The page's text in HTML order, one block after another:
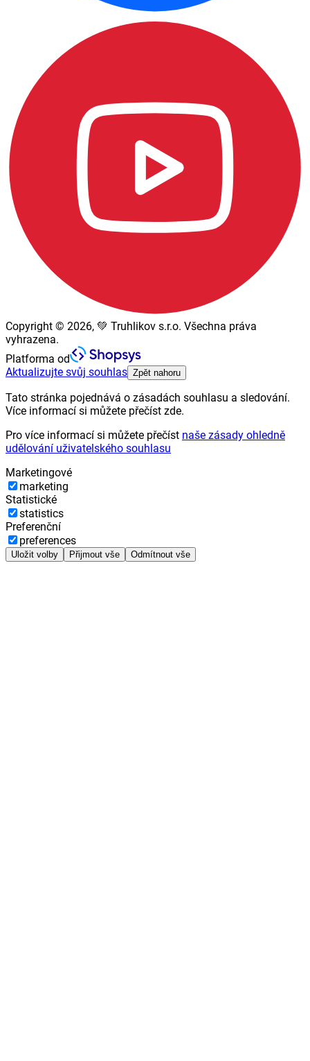
Copyright © 2026, 💚 Truhlikov s.r.o. Všechna práva
vyhrazena.
Platforma od
Aktualizujte svůj souhlas Zpět nahoru
Tato stránka pojednává o zásadách souhlasu a sledování.
Více informací si můžete přečíst zde.
Pro více informací si můžete přečíst naše zásady ohledně
udělování uživatelského souhlasu
Marketingové
marketing
Statistické
statistics
Preferenční
preferences
Uložit volby Přijmout vše Odmítnout vše